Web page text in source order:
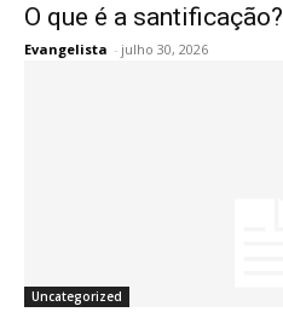
O que é a santificação?
Evangelista - julho 30, 2026
Uncategorized